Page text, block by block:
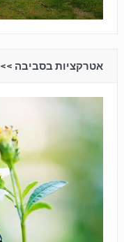
אטרקציות בסביבה <<